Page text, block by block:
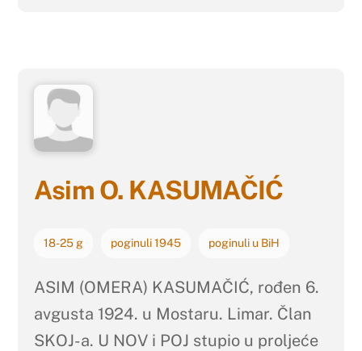
Asim O. KASUMAČIĆ
18-25 g poginuli 1945 poginuli u BiH
ASIM (OMERA) KASUMAČIĆ, rođen 6.
avgusta 1924. u Mostaru. Limar. Član
SKOJ-a. U NOV i POJ stupio u proljeće